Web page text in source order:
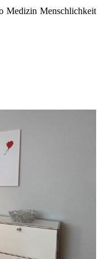
Medizin Menschlichkeit